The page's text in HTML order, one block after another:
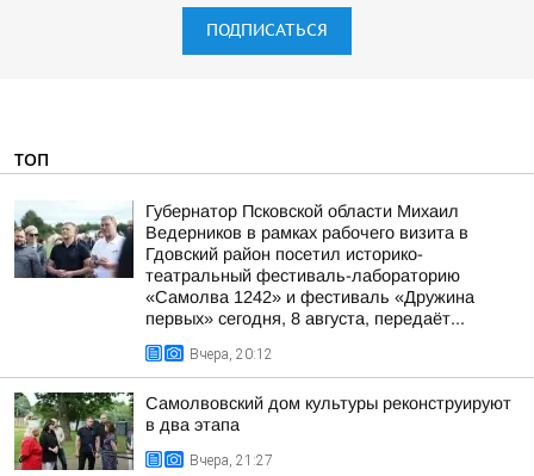
ПОДПИСАТЬСЯ
ТОП
Губернатор Псковской области Михаил
Ведерников в рамках рабочего визита в
Гдовский район посетил историко-
театральный фестиваль-лабораторию
«Самолва 1242» и фестиваль «Дружина
первых» сегодня, 8 августа, передаёт...
Вчера, 20:12
Самолвовский дом культуры реконструируют
в два этапа
Вчера, 21:27